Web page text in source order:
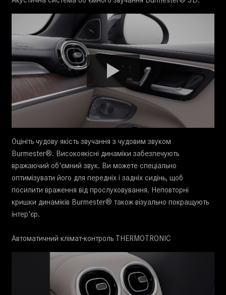
Оцініть чудову якість звучання з чудовим звуком
Burmester®. Високоякісні динаміки забезпечують
вражаючий об'ємний звук. Ви можете спеціально
оптимізувати його для передніх і задніх сидінь, щоб
посилити враження від прослуховування. Неповторні
кришки динаміків Burmester® також візуально покращують
інтер'єр.
Автоматичний клімат-контроль THERMOTRONIC